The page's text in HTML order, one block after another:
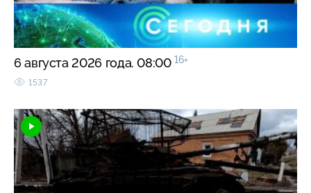
6 августа 2026 года. 08:00 16+
1537